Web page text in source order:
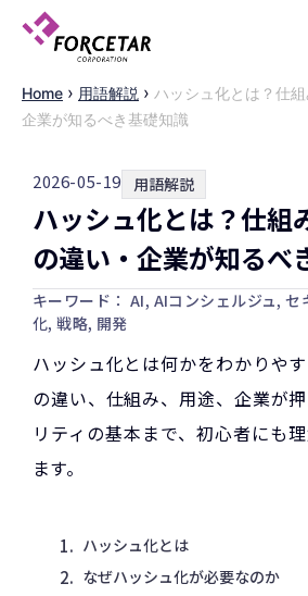
Home › 用語解説 › ハッシュ化とは？仕
企業が知るべき基礎知識
2026-05-19 用語解説
ハッシュ化とは？仕組
の違い・企業が知るべ
キーワード： AI, AIコンシェルジュ,セ
化,戦略, 開発
ハッシュ化とは何かをわかりや
の違い、仕組み、用途、企業が
リティの基本まで、初心者にも
ます。
ハッシュ化とは
なぜハッシュ化が必要なのか